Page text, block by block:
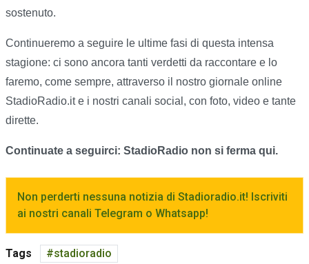
sostenuto.
Continueremo a seguire le ultime fasi di questa intensa
stagione: ci sono ancora tanti verdetti da raccontare e lo
faremo, come sempre, attraverso il nostro giornale online
StadioRadio.it e i nostri canali social, con foto, video e tante
dirette.
Continuate a seguirci: StadioRadio non si ferma qui.
Non perderti nessuna notizia di Stadioradio.it! Iscriviti
ai nostri canali Telegram o Whatsapp!
Tags stadioradio